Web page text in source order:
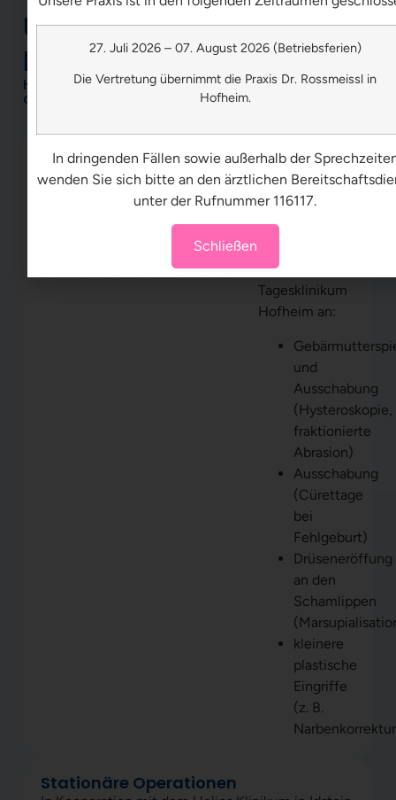
Unser operative
Leistungen
Hier finden Sie eine kurze Übersicht über unsere
operativen Leistungen
Ambulante
Operationen
Wir bieten
bspw. folgende
ambulante,
Leistungen im
Tagesklinikum
Hofheim an:
und
Ausschabung
(Hysteroskopie,
fraktionierte
Abrasion)
Ausschabung
(Cürettage
bei
Fehlgeburt)
Drüseneröffung
an den
Schamlippen
kleinere
plastische
Eingriffe
(z. B.
Stationäre Operationen
27. Juli 2026 – 07. August 2026 (Betriebsferien)
Die Vertretung übernimmt die Praxis Dr. Rossmeissl in
Hofheim.
In dringenden Fällen sowie außerhalb der
wenden Sie sich bitte an den ärztlichen
unter der Rufnummer 116117.
Schließen